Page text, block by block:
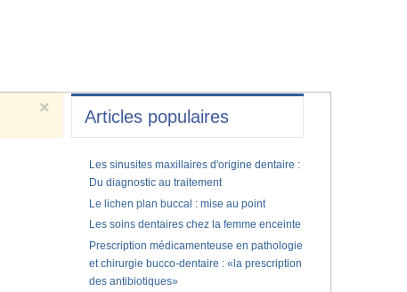
× Articles populaires
Les sinusites maxillaires d'origine dentaire :
Du diagnostic au traitement
Le lichen plan buccal : mise au point
Les soins dentaires chez la femme enceinte
Prescription médicamenteuse en pathologie
et chirurgie bucco-dentaire : «la prescription
des antibiotiques»